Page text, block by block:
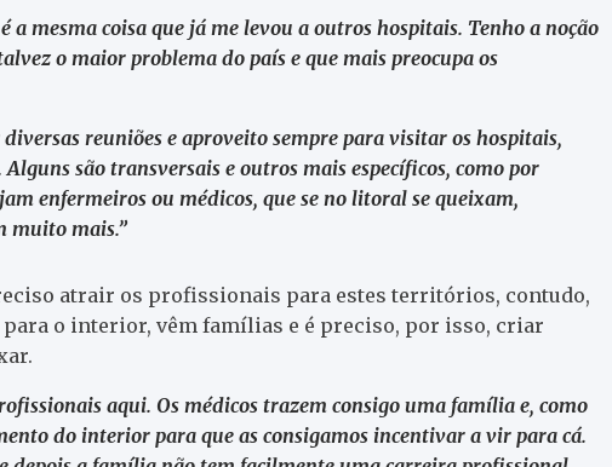
a mesma coisa que já me levou a outros hospitais. Tenho a noção
o maior problema do país e que mais preocupa os
reuniões e aproveito sempre para visitar os hospitais,
são transversais e outros mais específicos, como por
enfermeiros ou médicos, que se no litoral se queixam,
muito mais.”
atrair os profissionais para estes territórios, contudo,
o interior, vêm famílias e é preciso, por isso, criar
aqui. Os médicos trazem consigo uma família e, como
do interior para que as consigamos incentivar a vir para cá.